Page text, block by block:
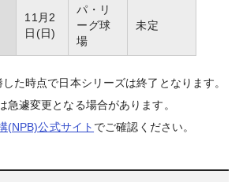
11月2
日(日)
パ・リ
ーグ球
場
未定
た時点で日本シリーズは終了となります。
遽変更となる場合があります。
(NPB)公式サイト でご確認ください。